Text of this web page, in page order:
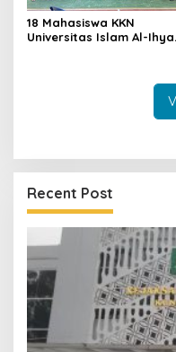
18 Mahasiswa KKN
Universitas Islam Al-Ihya
Recent Post